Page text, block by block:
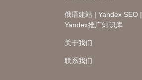
俄语建站 | Yandex SEO |
Yandex推广知识库
关于我们
联系我们